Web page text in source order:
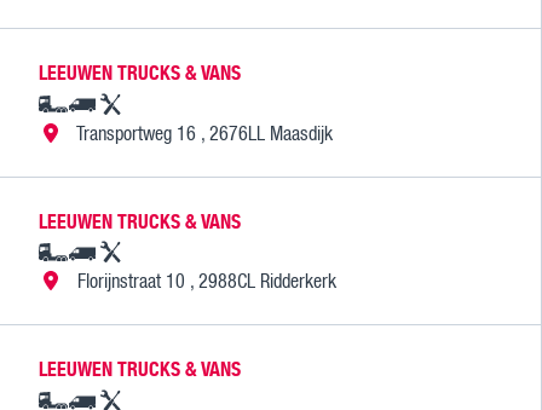
LEEUWEN TRUCKS & VANS
Transportweg 16 , 2676LL Maasdijk
LEEUWEN TRUCKS & VANS
Florijnstraat 10 , 2988CL Ridderkerk
LEEUWEN TRUCKS & VANS